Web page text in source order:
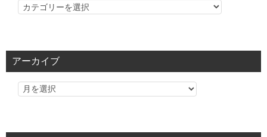
カ
リ
アーカイブ